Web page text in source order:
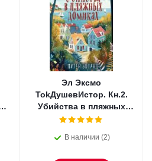
Эл Эксмо
TokДушевИстор. Кн.2.
Убийства в пляжных
домиках.
В наличии (2)